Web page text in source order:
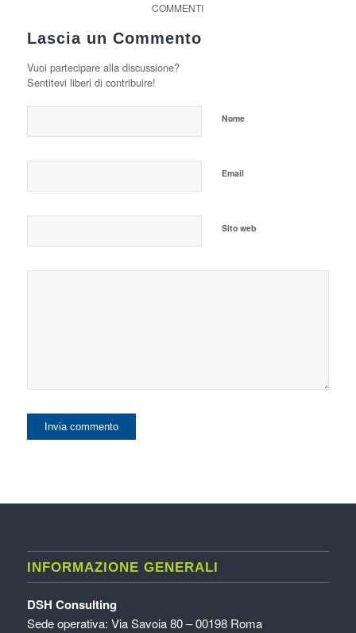
COMMENTI
Lascia un Commento
Vuoi partecipare alla discussione?
Sentitevi liberi di contribuire!
Nome
Email
Sito web
INFORMAZIONE GENERALI
DSH Consulting
Sede operativa: Via Savoia 80 – 00198 Roma